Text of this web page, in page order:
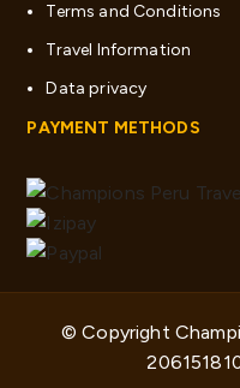
Terms and Conditions
Travel Information
Data privacy
PAYMENT METHODS
© Copyright